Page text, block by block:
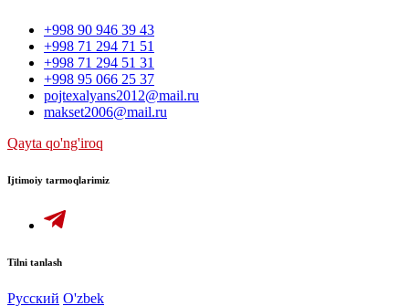
+998 90 946 39 43
+998 71 294 71 51
+998 71 294 51 31
+998 95 066 25 37
pojtexalyans2012@mail.ru
makset2006@mail.ru
Qayta qo'ng'iroq
Ijtimoiy tarmoqlarimiz
Tilni tanlash
Русский O'zbek